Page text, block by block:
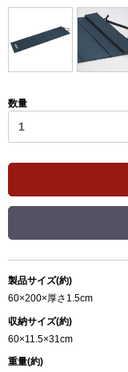
数量
製品サイズ(約)
60×200×厚さ1.5cm
収納サイズ(約)
60×11.5×31cm
重量(約)